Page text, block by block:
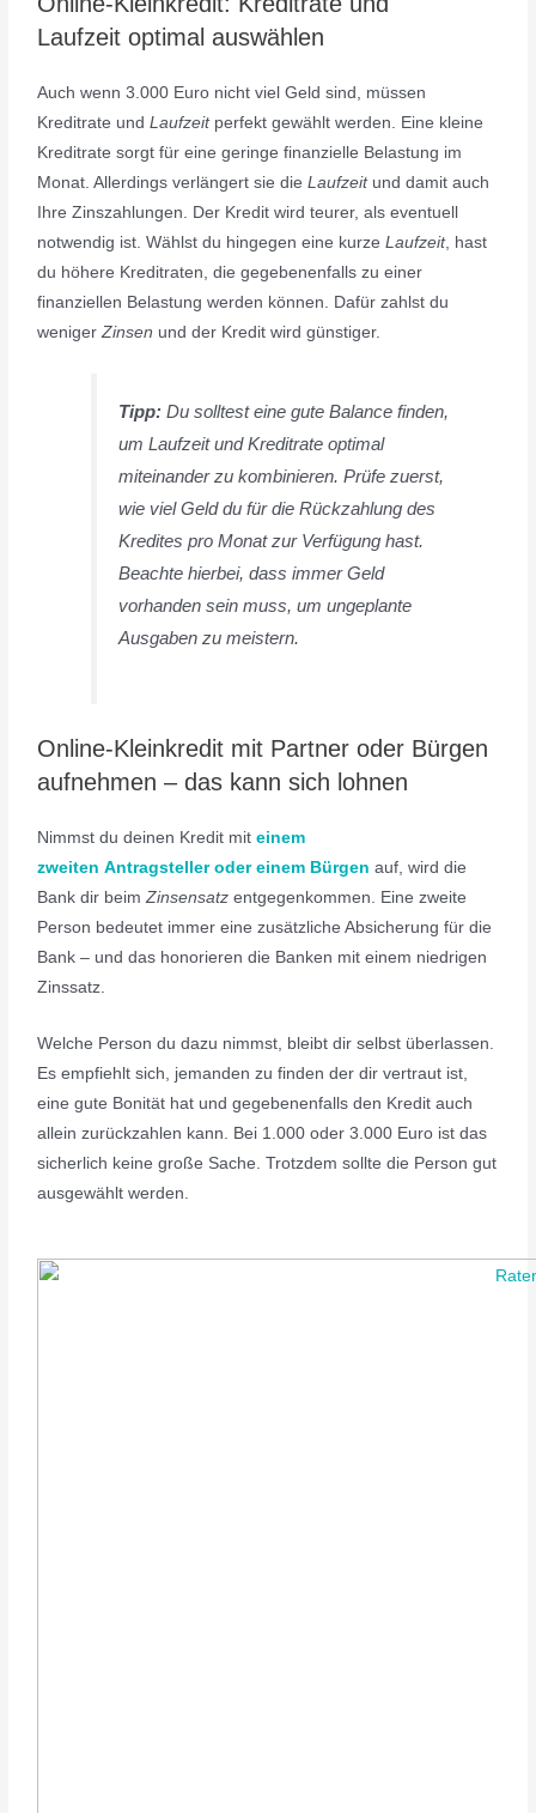
Laufzeit optimal auswählen
Auch wenn 3.000 Euro nicht viel Geld sind, müssen
Kreditrate undLaufzeitperfekt gewählt werden. Eine kleine
Kreditrate sorgt für eine geringe finanzielle Belastung im
Monat. Allerdings verlängert sie dieLaufzeitund damit auch
Ihre Zinszahlungen. Der Kredit wird teurer, als eventuell
notwendig ist. Wählst du hingegen eine kurzeLaufzeit, hast
du höhere Kreditraten, die gegebenenfalls zu einer
finanziellen Belastung werden können. Dafür zahlst du
wenigerZinsen und der Kredit wird günstiger.
Tipp: Du solltest eine gute Balance finden,
um Laufzeit und Kreditrate optimal
miteinander zu kombinieren. Prüfe zuerst,
wie viel Geld du für die Rückzahlung des
Kredites pro Monat zur Verfügung hast.
Beachte hierbei, dass immer Geld
vorhanden sein muss, um ungeplante
Ausgaben zu meistern.
Online-Kleinkredit mit Partner oder Bürgen
aufnehmen – das kann sich lohnen
Nimmst du deinen Kredit miteinem
zweiten Antragsteller oder einem Bürgen auf, wird die
Bank dir beimZinsensatz entgegenkommen. Eine zweite
Person bedeutet immer eine zusätzliche Absicherung für die
Bank – und das honorieren die Banken mit einem niedrigen
Zinssatz.
Welche Person du dazu nimmst, bleibt dir selbst überlassen.
Es empfiehlt sich, jemanden zu finden der dir vertraut ist,
eine gute Bonität hat und gegebenenfalls den Kredit auch
allein zurückzahlen kann. Bei 1.000 oder 3.000 Euro ist das
sicherlich keine große Sache. Trotzdem sollte die Person gut
ausgewählt werden.